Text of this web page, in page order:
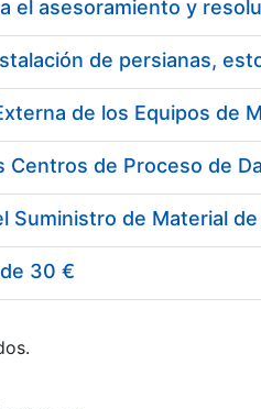
de persianas,
30 €